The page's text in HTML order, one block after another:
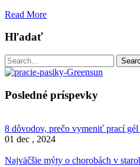
Read More
Hľadať
Search
for:
Posledné príspevky
8 dôvodov, prečo vymeniť prací
01 dec , 2024
Najväčšie mýty o chorobách v